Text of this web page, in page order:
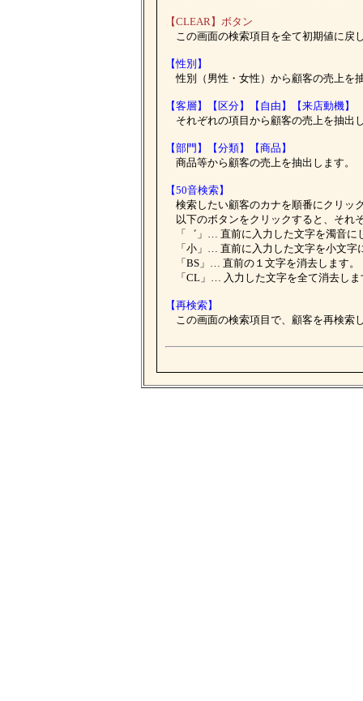
【CLEAR】ボタン
この画面の検索項目を全て初期値に戻
【性別】
性別（男性・女性）から顧客の売上を
【客層】【区分】【自由】【来店動機】
それぞれの項目から顧客の売上を抽出
【部門】【分類】【商品】
商品等から顧客の売上を抽出します。
【50音検索】
検索したい顧客のカナを順番にクリッ
以下のボタンをクリックすると、それ
「゛」… 直前に入力した文字を濁音
「小」… 直前に入力した文字を小文字
「BS」… 直前の１文字を消去します。
「CL」… 入力した文字を全て消去しま
【再検索】
この画面の検索項目で、顧客を再検索